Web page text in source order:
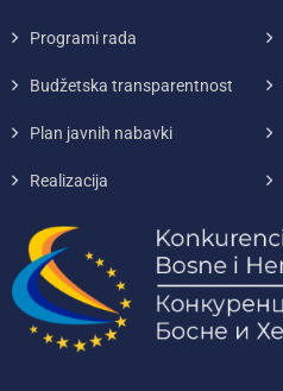
Programi rada
Budžetska transparentnost
Plan javnih nabavki
Realizacija